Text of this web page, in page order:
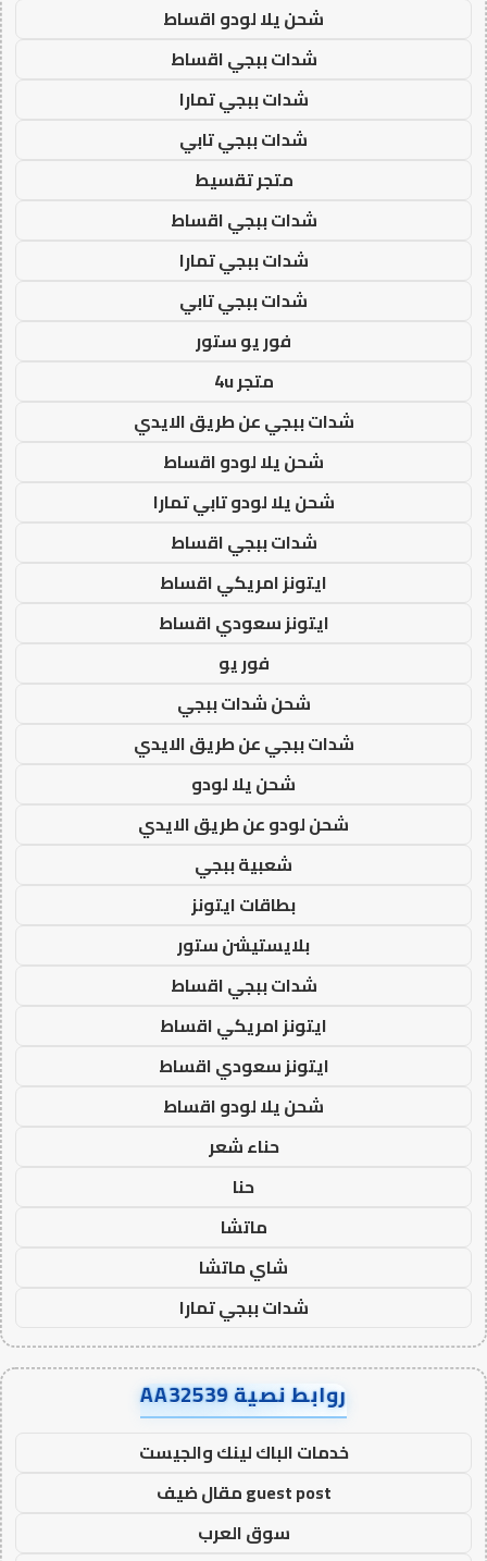
شحن يلا لودو اقساط
شدات ببجي اقساط
شدات ببجي تمارا
شدات ببجي تابي
متجر تقسيط
شدات ببجي اقساط
شدات ببجي تمارا
شدات ببجي تابي
فور يو ستور
متجر 4u
شدات ببجي عن طريق الايدي
شحن يلا لودو اقساط
شحن يلا لودو تابي تمارا
شدات ببجي اقساط
ايتونز امريكي اقساط
ايتونز سعودي اقساط
فور يو
شحن شدات ببجي
شدات ببجي عن طريق الايدي
شحن يلا لودو
شحن لودو عن طريق الايدي
شعبية ببجي
بطاقات ايتونز
بلايستيشن ستور
شدات ببجي اقساط
ايتونز امريكي اقساط
ايتونز سعودي اقساط
شحن يلا لودو اقساط
حناء شعر
حنا
ماتشا
شاي ماتشا
شدات ببجي تمارا
روابط نصية AA32539
خدمات الباك لينك والجيست
guest post مقال ضيف
سوق العرب